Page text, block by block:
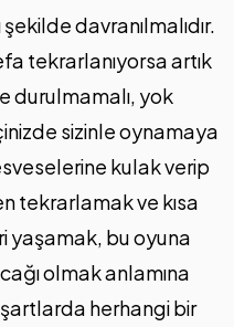
davranılmalıdır.
tekrarlanıyorsa artık
durulmamalı, yok
sizinle oynamaya
kulak verip
tekrarlamak ve kısa
yaşamak, bu oyuna
olmak anlamına
herhangi bir